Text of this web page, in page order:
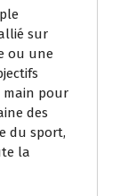
sur
ou une
main pour
des
du sport,
la